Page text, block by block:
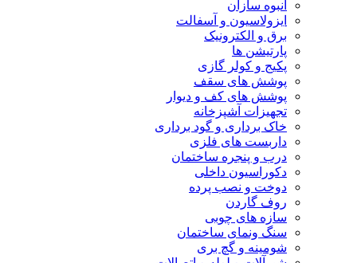
انبوه سازان
ایزولاسیون و آسفالت
برق و الکترونیک
پارتیشن ها
پکیج و کولر گازی
پوشش های سقف
پوشش های کف و دیوار
تجهیزات آشپزخانه
خاک برداری و گود برداری
داربست های فلزی
درب و پنجره ساختمان
دکوراسیون داخلی
دوخت و نصب پرده
روف گاردن
سازه های چوبی
سنگ ونمای ساختمان
شومینه و گچ بری